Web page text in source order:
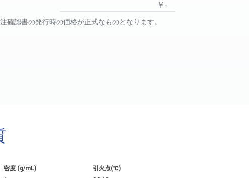
￥-
確認書の発行時の価格が正式なものとなります。
密度 (g/mL) 引火点(℃)